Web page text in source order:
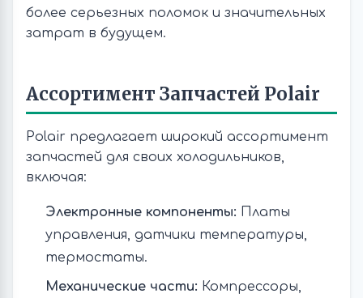
более серьезных поломок и значительных
затрат в будущем.
Ассортимент Запчастей Polair
Polair предлагает широкий ассортимент
запчастей для своих холодильников,
включая:
Электронные компоненты: Платы
управления, датчики температуры,
термостаты.
Механические части: Компрессоры,